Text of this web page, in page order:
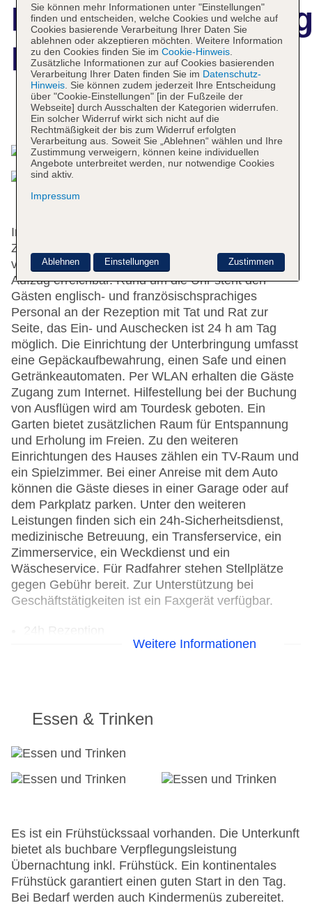
Dolphin Hotel
Das bietet Ihre Unterkunft
Im Jahr 1850 wurde das Hotel gebaut. Die 33
Zimmer, die 4 Einzel- und die 6 Doppelzimmer
verteilen sich auf 6 Etagen und sind über einen
Aufzug erreichbar. Rund um die Uhr steht den
Gästen englisch- und französischsprachiges
Personal an der Rezeption mit Tat und Rat zur
Seite, das Ein- und Auschecken ist 24 h am Tag
möglich. Die Einrichtung der Unterbringung umfasst
eine Gepäckaufbewahrung, einen Safe und einen
Getränkeautomaten. Per WLAN erhalten die Gäste
Zugang zum Internet. Hilfestellung bei der Buchung
von Ausflügen wird am Tourdesk geboten. Ein
Garten bietet zusätzlichen Raum für Entspannung
und Erholung im Freien. Zu den weiteren
Einrichtungen des Hauses zählen ein TV-Raum und
ein Spielzimmer. Bei einer Anreise mit dem Auto
können die Gäste dieses in einer Garage oder auf
dem Parkplatz parken. Unter den weiteren
Leistungen finden sich ein 24h-Sicherheitsdienst,
medizinische Betreuung, ein Transferservice, ein
Zimmerservice, ein Weckdienst und ein
Wäscheservice. Für Radfahrer stehen Stellplätze
gegen Gebühr bereit. Zur Unterstützung bei
Geschäftstätigkeiten ist ein Faxgerät verfügbar.
Garage
Garten
Hotelsafe
WLAN/WiFi im Hotel
Anzahl der Aufzüge: 1
Zimmerservice
Gesamtanzahl der Stockwerke: 6
Gesamtanzahl der Zimmer: 33
Zahlungsarten: American Express, Diners Club,
Weitere Informationen
Essen & Trinken
Es ist ein Frühstückssaal vorhanden. Die Unterkunft
bietet als buchbare Verpflegungsleistung
Übernachtung inkl. Frühstück. Ein kontinentales
Frühstück garantiert einen guten Start in den Tag.
Bei Bedarf werden auch Kindermenüs zubereitet.
Sie können mehr Informationen unter "Einstellungen"
finden und entscheiden, welche Cookies und welche auf
Cookies basierende Verarbeitung Ihrer Daten Sie
ablehnen oder akzeptieren möchten. Weitere Information
zu den Cookies finden Sie im Cookie-Hinweis.
Zusätzliche Informationen zur auf Cookies basierenden
Verarbeitung Ihrer Daten finden Sie im Datenschutz-
Hinweis. Sie können zudem jederzeit Ihre Entscheidung
über "Cookie-Einstellungen" [in der Fußzeile der
Webseite] durch Ausschalten der Kategorien widerrufen.
Ein solcher Widerruf wirkt sich nicht auf die
Rechtmäßigkeit der bis zum Widerruf erfolgten
Verarbeitung aus. Soweit Sie „Ablehnen“ wählen und Ihre
Zustimmung verweigern, können keine individuellen
Angebote unterbreitet werden, nur notwendige Cookies
sind aktiv.
Impressum
Zustimmen
Ablehnen Einstellungen